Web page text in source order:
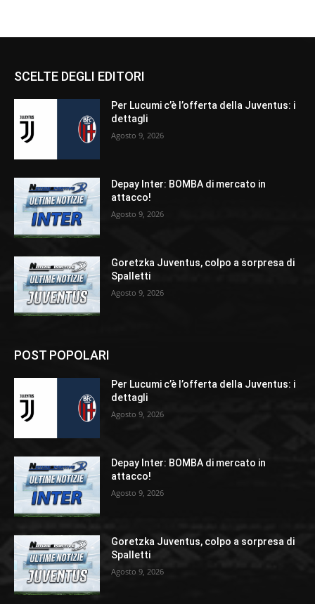
SCELTE DEGLI EDITORI
Per Lucumi c’è l’offerta della Juventus: i
dettagli
Agosto 9, 2026
Depay Inter: BOMBA di mercato in
attacco!
Agosto 9, 2026
Goretzka Juventus, colpo a sorpresa di
Spalletti
Agosto 9, 2026
POST POPOLARI
Per Lucumi c’è l’offerta della Juventus: i
dettagli
Agosto 9, 2026
Depay Inter: BOMBA di mercato in
attacco!
Agosto 9, 2026
Goretzka Juventus, colpo a sorpresa di
Spalletti
Agosto 9, 2026